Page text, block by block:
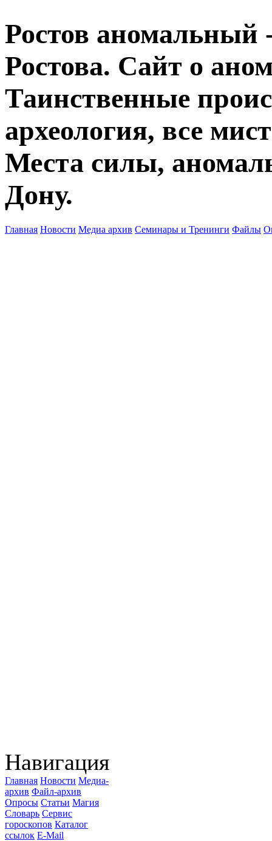
Ростов аномальный
Ростова. Сайт о
Таинственные
археология, все
Места силы,
Дону.
Главная Новости Медиа архив Семинары и Тренинги Файлы
Навигация
Главная Новости Медиа-
архив Файл-архив
Опросы Статьи Магия
Словарь Сервис
гороскопов Каталог
ссылок E-Mail